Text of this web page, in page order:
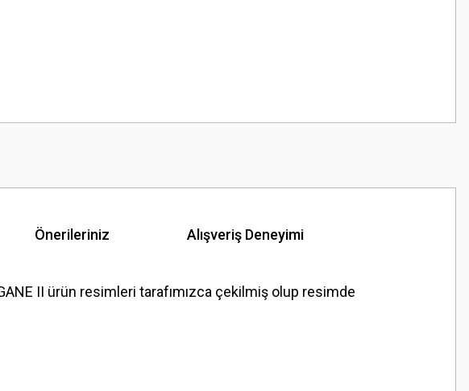
Önerileriniz Alışveriş Deneyimi
II ürün resimleri tarafımızca çekilmiş olup resimde